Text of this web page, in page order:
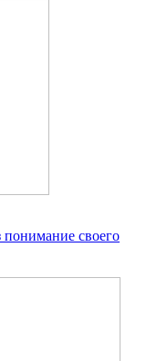
понимание своего